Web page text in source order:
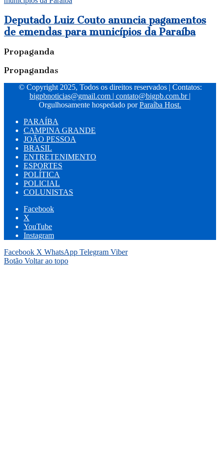
Deputado Luiz Couto anuncia pagamentos
de emendas para municípios da Paraíba
Propaganda
Propagandas
© Copyright 2025, Todos os direitos reservados | Contatos:
bigpbnoticias@gmail.com | contato@bigpb.com.br |
Orgulhosamente hospedado porParaíba Host.
PARAÍBA
CAMPINA GRANDE
JOÃO PESSOA
BRASIL
ENTRETENIMENTO
ESPORTES
POLÍTICA
POLICIAL
COLUNISTAS
Facebook
X
YouTube
Instagram
Facebook X WhatsApp Telegram Viber
Botão Voltar ao topo